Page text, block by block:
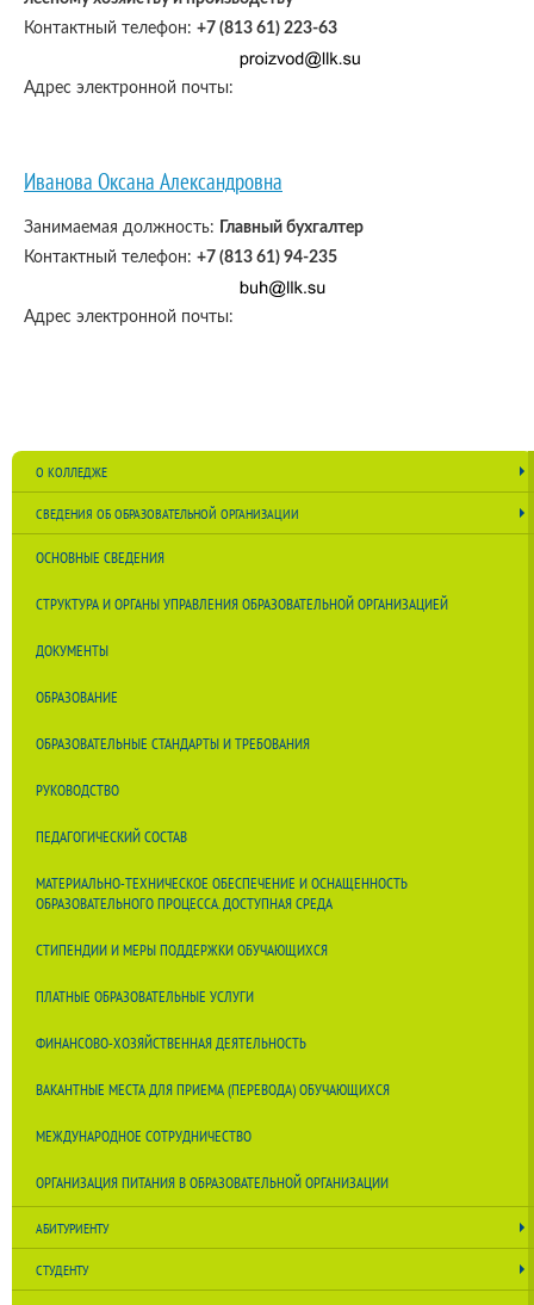
Контактный телефон: +7 (813 61) 223-63
Адрес электронной почты:
Иванова Оксана Александровна
Занимаемая должность: Главный бухгалтер
Контактный телефон: +7 (813 61) 94-235
Адрес электронной почты:
О КОЛЛЕДЖЕ
СВЕДЕНИЯ ОБ ОБРАЗОВАТЕЛЬНОЙ ОРГАНИЗАЦИИ
ОСНОВНЫЕ СВЕДЕНИЯ
СТРУКТУРА И ОРГАНЫ УПРАВЛЕНИЯ ОБРАЗОВАТЕЛЬНОЙ ОРГАНИЗАЦИЕЙ
ДОКУМЕНТЫ
ОБРАЗОВАНИЕ
ОБРАЗОВАТЕЛЬНЫЕ СТАНДАРТЫ И ТРЕБОВАНИЯ
РУКОВОДСТВО
ПЕДАГОГИЧЕСКИЙ СОСТАВ
МАТЕРИАЛЬНО-ТЕХНИЧЕСКОЕ ОБЕСПЕЧЕНИЕ И ОСНАЩЕННОСТЬ
ОБРАЗОВАТЕЛЬНОГО ПРОЦЕССА. ДОСТУПНАЯ СРЕДА
СТИПЕНДИИ И МЕРЫ ПОДДЕРЖКИ ОБУЧАЮЩИХСЯ
ПЛАТНЫЕ ОБРАЗОВАТЕЛЬНЫЕ УСЛУГИ
ФИНАНСОВО-ХОЗЯЙСТВЕННАЯ ДЕЯТЕЛЬНОСТЬ
ВАКАНТНЫЕ МЕСТА ДЛЯ ПРИЕМА (ПЕРЕВОДА) ОБУЧАЮЩИХСЯ
МЕЖДУНАРОДНОЕ СОТРУДНИЧЕСТВО
ОРГАНИЗАЦИЯ ПИТАНИЯ В ОБРАЗОВАТЕЛЬНОЙ ОРГАНИЗАЦИИ
АБИТУРИЕНТУ
СТУДЕНТУ